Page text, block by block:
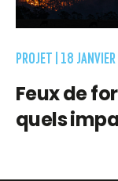
PROJET | 18
Feux de
quels